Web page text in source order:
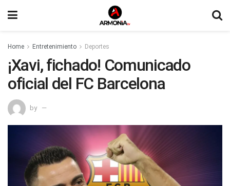
Home Entretenimiento Deportes
¡Xavi, fichado! Comunicado
oficial del FC Barcelona
by